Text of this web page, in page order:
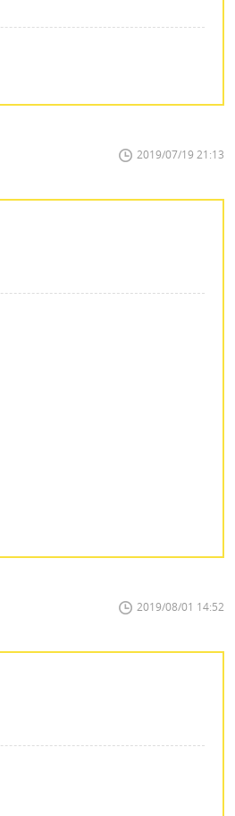
2019/07/19 21:13
2019/08/01 14:52